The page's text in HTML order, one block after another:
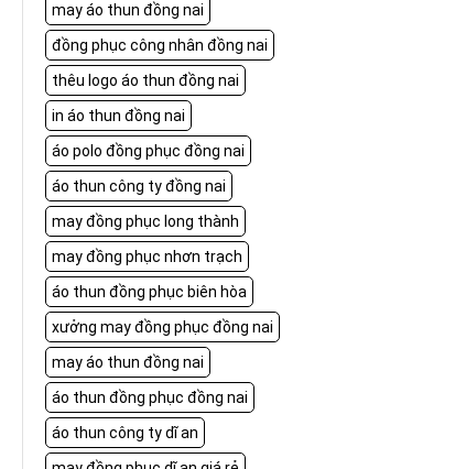
may áo thun đồng nai
đồng phục công nhân đồng nai
thêu logo áo thun đồng nai
in áo thun đồng nai
áo polo đồng phục đồng nai
áo thun công ty đồng nai
may đồng phục long thành
may đồng phục nhơn trạch
áo thun đồng phục biên hòa
xưởng may đồng phục đồng nai
may áo thun đồng nai
áo thun đồng phục đồng nai
áo thun công ty dĩ an